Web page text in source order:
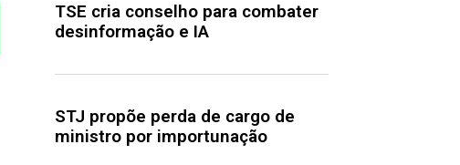
TSE cria conselho para combater
desinformação e IA
STJ propõe perda de cargo de
ministro por importunação